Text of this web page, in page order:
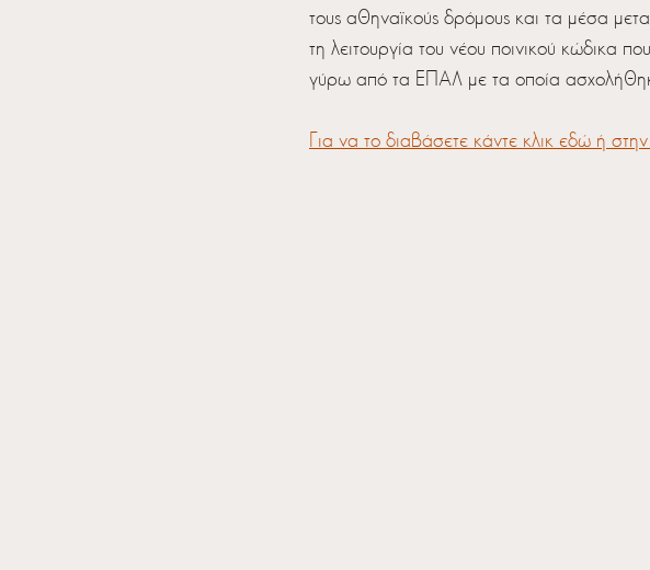
τους αθηναϊκούς δρόμους και τα μέσα
τη λειτουργία του νέου ποινικού κώδικα
γύρω από τα ΕΠΑΛ με τα οποία
Για να το διαβάσετε κάντε κλικ εδώ ή στην